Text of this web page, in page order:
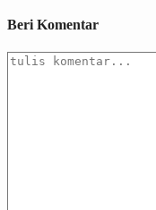
Beri Komentar